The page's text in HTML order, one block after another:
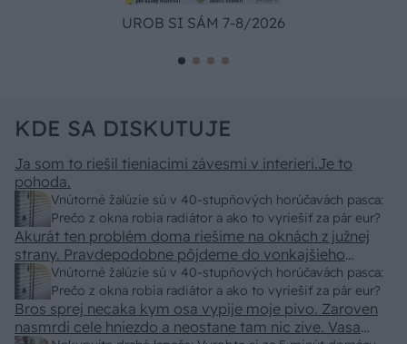
UROB SI SÁM 7-8/2026
KDE SA DISKUTUJE
Vnútorné žalúzie sú v 40-stupňových horúčavách pasca:
Prečo z okna robia radiátor a ako to vyriešiť za pár eur?
Ja som to riešil tieniacimi závesmi v interieri.Je to
pohoda.
Vnútorné žalúzie sú v 40-stupňových horúčavách pasca:
Prečo z okna robia radiátor a ako to vyriešiť za pár eur?
Akurát ten problém doma riešime na oknách z južnej
strany. Pravdepodobne pôjdeme do vonkajšieho
tienenia na spôsob markízy 250x150cm. Čínsky
predajcovia idú okolo 100 eur kus.
Bros sprej necaka kym osa vypije moje pivo. Zaroven
nasmrdi cele hniezdo a neostane tam nic zive. Vasa